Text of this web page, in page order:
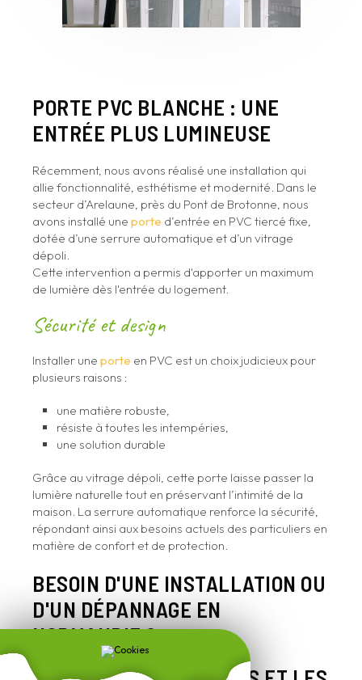
PORTE PVC BLANCHE : UNE
ENTRÉE PLUS LUMINEUSE
Récemment, nous avons réalisé une installation qui
allie fonctionnalité, esthétisme et modernité. Dans le
secteur d’Arelaune, près du Pont de Brotonne, nous
avons installé une porte d’entrée en PVC tiercé fixe,
dotée d’une serrure automatique et d’un vitrage
dépoli.
Cette intervention a permis d'apporter un maximum
de lumière dès l'entrée du logement.
Sécurité et design
Installer une porte en PVC est un choix judicieux pour
plusieurs raisons :
une matière robuste,
résiste à toutes les intempéries,
une solution durable
Grâce au vitrage dépoli, cette porte laisse passer la
lumière naturelle tout en préservant l’intimité de la
maison. La serrure automatique renforce la sécurité,
répondant ainsi aux besoins actuels des particuliers en
matière de confort et de protection.
BESOIN D'UNE INSTALLATION OU
D'UN DÉPANNAGE EN
NORMANDIE ?